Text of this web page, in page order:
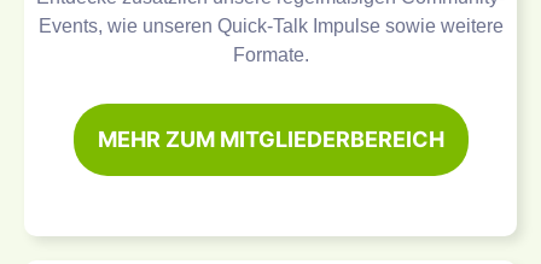
Events, wie unseren Quick-Talk Impulse sowie weitere
Formate.
MEHR ZUM MITGLIEDERBEREICH